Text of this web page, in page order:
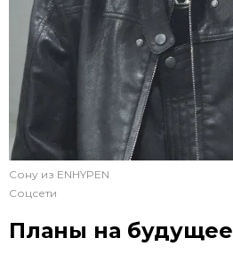
Сону из ENHYPEN
Соцсети
Планы на будущее